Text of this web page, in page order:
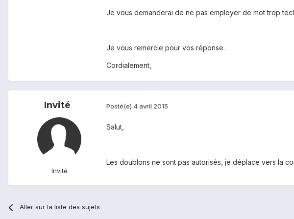
Je vous demanderai de ne pas employer de mot trop
Je vous remercie pour vos réponse.
Cordialement,
Invité
Invité
Posté(e) 4 avril 2015
Salut,
Les doublons ne sont pas autorisés, je déplace vers la
Aller sur la liste des sujets